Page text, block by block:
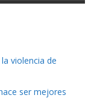
violencia de
ser mejores